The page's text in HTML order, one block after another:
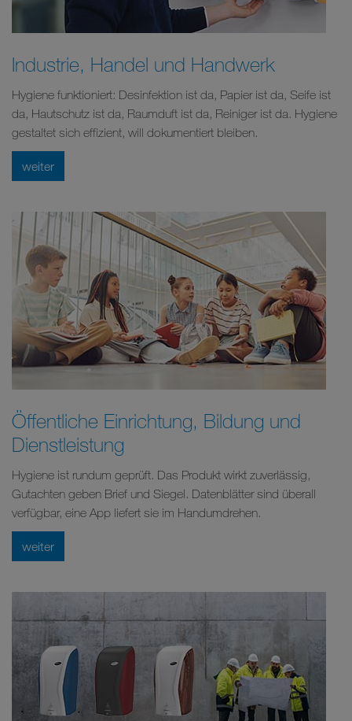
Industrie, Handel und Handwerk
Hygiene funktioniert: Desinfektion ist da, Papier ist da, Seife ist
da, Hautschutz ist da, Raumduft ist da, Reiniger ist da. Hygiene
gestaltet sich effizient, will dokumentiert bleiben.
weiter
Öffentliche Einrichtung, Bildung und
Dienstleistung
Hygiene ist rundum geprüft. Das Produkt wirkt zuverlässig,
Gutachten geben Brief und Siegel. Datenblätter sind überall
verfügbar, eine App liefert sie im Handumdrehen.
weiter